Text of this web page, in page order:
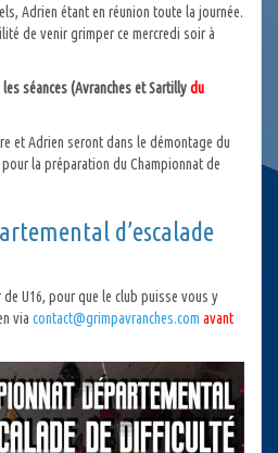
Adrien étant en réunion toute la journée.
de venir grimper ce mercredi soir à
séances (Avranches et Sartillydu
et Adrien seront dans le démontage du
la préparation du Championnat de
d’escalade
U16, pour que le club puisse vous y
via contact@grimpavranches.com avant